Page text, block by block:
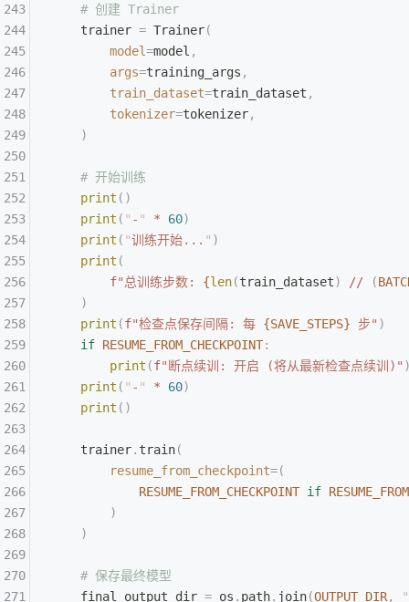
    # 创建 Trainer
    trainer
= Trainer(
        model
=model ,
        args
=training_args ,
        train_dataset
=train_dataset ,
        tokenizer
=tokenizer,
    )
    # 开始训练
    print
()
    print
( " - " * 60)
    print
( "训练开始... " )
    print
(
        f
"总训练步数: {len(train_dataset) // (
    )
    print
(f"检查点保存间隔: 每 {SAVE_STEPS} 步" )
    if
RESUME_FROM_CHECKPOINT:
        print
(f"断点续训: 开启 (将从最新检查点续训)"
    print
( " - " * 60)
    print
()
    trainer
. train(
        resume_from_checkpoint
=(
            RESUME_FROM_CHECKPOINT
if
        )
    )
    # 保存最终模型
    final_output_dir
= os . path. join(OUTPUT_DIR,
"